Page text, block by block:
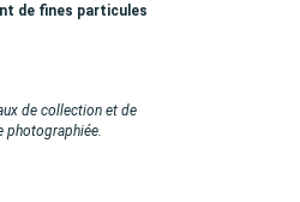
de fines particules
de collection et de
photographiée.